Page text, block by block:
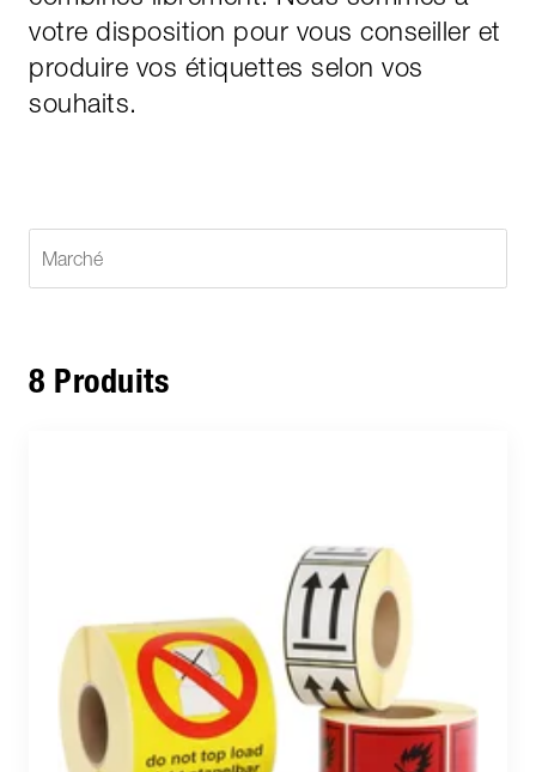
votre disposition pour vous conseiller et
produire vos étiquettes selon vos
souhaits.
8 Produits